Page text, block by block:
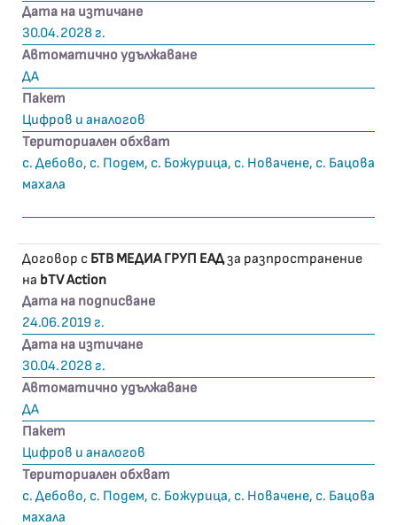
Дата на изтичане
30.04.2028 г.
Автоматично удължаване
ДА
Пакет
Цифров и аналогов
Териториален обхват
с. Дебово, с. Подем, с. Божурица, с. Новачене, с. Бацова
махала
Договор с БТВ МЕДИА ГРУП ЕАДза разпространение
на bTV Action
Дата на подписване
24.06.2019 г.
Дата на изтичане
30.04.2028 г.
Автоматично удължаване
ДА
Пакет
Цифров и аналогов
Териториален обхват
с. Дебово, с. Подем, с. Божурица, с. Новачене, с. Бацова
махала